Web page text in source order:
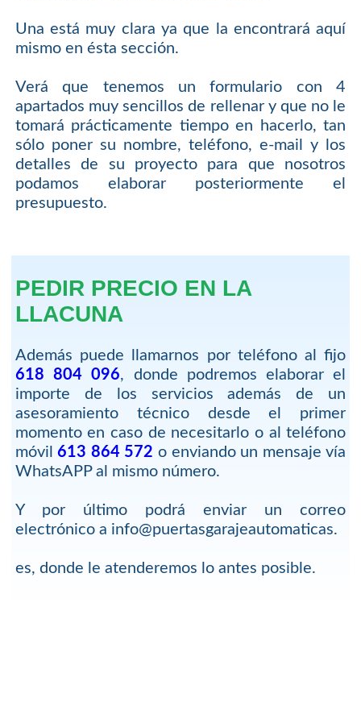
Una está muy clara ya que la encontrará aquí
mismo en ésta sección.
Verá que tenemos un formulario con 4
apartados muy sencillos de rellenar y que no le
tomará prácticamente tiempo en hacerlo, tan
sólo poner su nombre, teléfono, e-mail y los
detalles de su proyecto para que nosotros
podamos elaborar posteriormente el
presupuesto.
PEDIR PRECIO EN LA
LLACUNA
Además puede llamarnos por teléfono al fijo
618 804 096, donde podremos elaborar el
importe de los servicios además de un
asesoramiento técnico desde el primer
momento en caso de necesitarlo o al teléfono
móvil613 864 572 o enviando un mensaje vía
WhatsAPP al mismo número.
Y por último podrá enviar un correo
electrónico a info@puertasgarajeautomaticas.
es, donde le atenderemos lo antes posible.